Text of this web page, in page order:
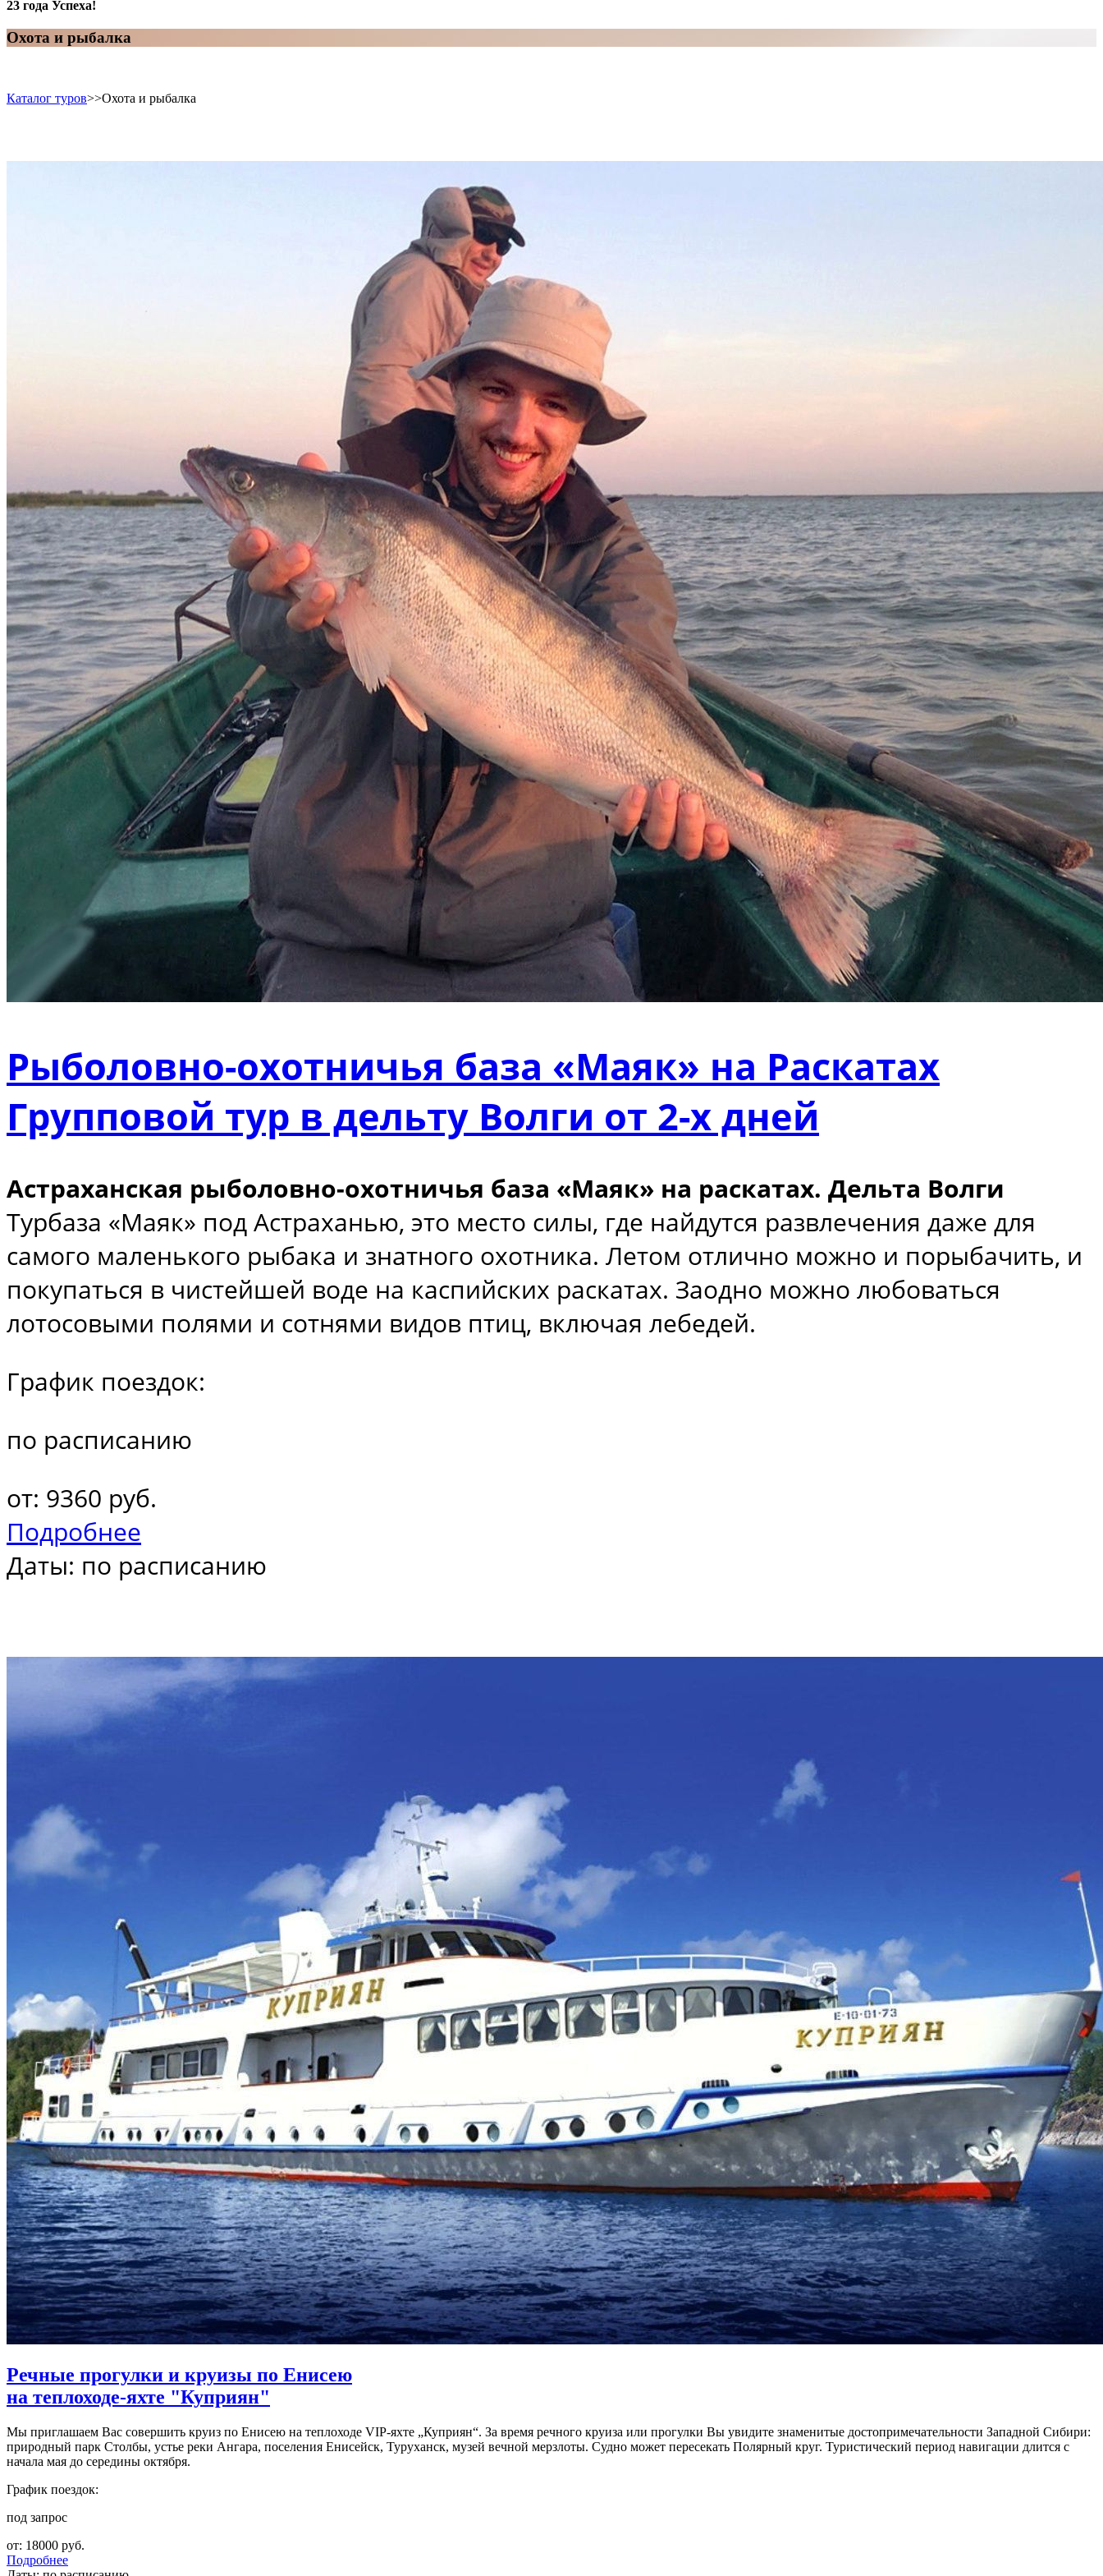
23 года Успеха!
Охота и рыбалка
Каталог туров>>Охота и рыбалка
Рыболовно-охотничья база «Маяк» на Раскатах
Групповой тур в дельту Волги от 2-х дней
Астраханская рыболовно-охотничья база «Маяк» на раскатах. Дельта Волги
Турбаза «Маяк» под Астраханью, это место силы, где найдутся развлечения даже для
самого маленького рыбака и знатного охотника. Летом отлично можно и порыбачить, и
покупаться в чистейшей воде на каспийских раскатах. Заодно можно любоваться
лотосовыми полями и сотнями видов птиц, включая лебедей.
График поездок:
по расписанию
от: 9360 руб.
Подробнее
Даты: по расписанию
Речные прогулки и круизы по Енисею
на теплоходе-яхте "Куприян"
Мы приглашаем Вас совершить круиз по Енисею на теплоходе VIP-яхте „Куприян“. За время речного круиза или прогулки Вы увидите знаменитые достопримечательности Западной Сибири:
природный парк Столбы, устье реки Ангара, поселения Енисейск, Туруханск, музей вечной мерзлоты. Судно может пересекать Полярный круг. Туристический период навигации длится с
начала мая до середины октября.
График поездок:
под запрос
от: 18000 руб.
Подробнее